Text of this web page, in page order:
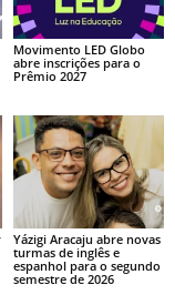
Movimento LED Globo
abre inscrições para o
Prêmio 2027
Yázigi Aracaju abre novas
turmas de inglês e
espanhol para o segundo
semestre de 2026